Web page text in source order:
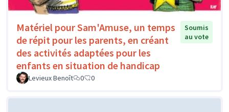
Matériel pour Sam'Amuse, un temps
de répit pour les parents, en créant
des activités adaptées pour les
enfants en situation de handicap
Soumis
au vote
Levieux Benoît 0 0